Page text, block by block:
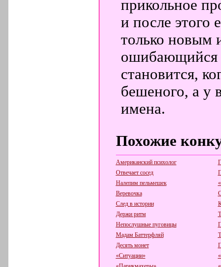
прикольное
и после этого
только новым
ошибающийся
становится,
бешеного, а у
имена.
Похожие
Американский психолог
Отвечает сосед
Налепим пельмешек
Веревочка
След в истории
Держи ритм
Непослушные пуговицы
Мадам Баттерфляй
Десять монет
«Ситуации»